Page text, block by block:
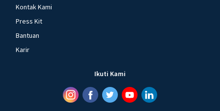
Kontak Kami
Press Kit
Bantuan
Karir
Ikuti Kami